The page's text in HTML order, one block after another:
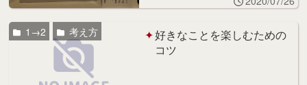
好きなことを楽しむための
コツ
1→2 考え方